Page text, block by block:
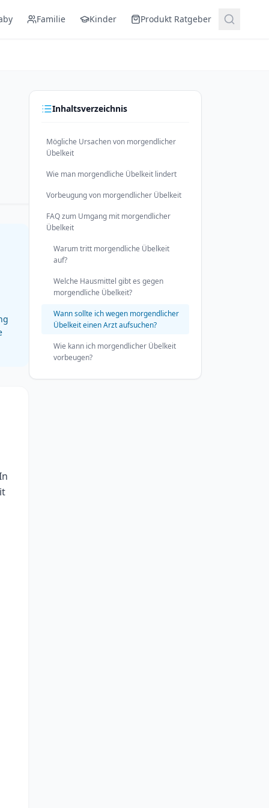
Familie Kinder Produkt Ratgeber
Inhaltsverzeichnis
Mögliche Ursachen von morgendlicher
Übelkeit
Wie man morgendliche Übelkeit lindert
Vorbeugung von morgendlicher Übelkeit
FAQ zum Umgang mit morgendlicher
Übelkeit
Warum tritt morgendliche Übelkeit
auf?
Welche Hausmittel gibt es gegen
morgendliche Übelkeit?
Wann sollte ich wegen morgendlicher
Übelkeit einen Arzt aufsuchen?
Wie kann ich morgendlicher Übelkeit
vorbeugen?